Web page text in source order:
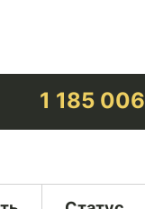
1 185 006